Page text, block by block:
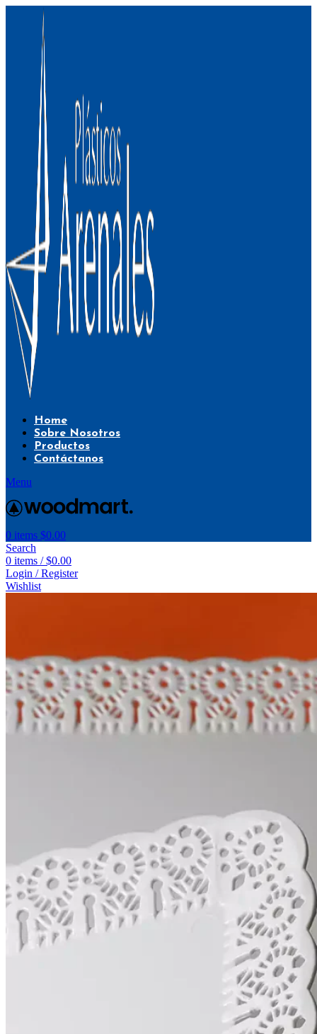
Home
Sobre Nosotros
Productos
Contáctanos
Menu
0 items $0.00
Search
0 items / $0.00
Login / Register
Wishlist